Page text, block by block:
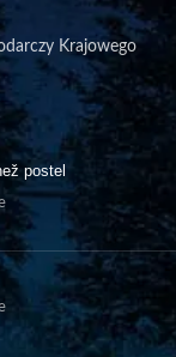
Krajowego
postel